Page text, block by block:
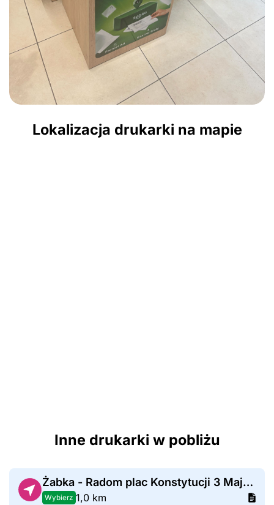
Lokalizacja drukarki na mapie
Inne drukarki w pobliżu
Żabka - Radom plac Konstytucji 3 Maja 8
Wybierz 1,0 km